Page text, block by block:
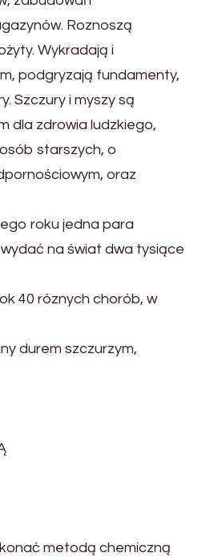
Roznoszą
Wykradają i
podgryzają fundamenty,
Szczury i myszy są
dla zdrowia ludzkiego,
starszych, o
oraz
roku jedna para
na świat dwa tysiące
40 róznych chorób, w
durem szczurzym,
metodą chemiczną